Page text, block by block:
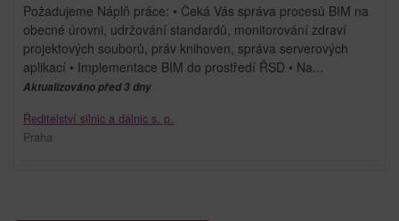
Požadujeme Náplň práce: • Čeká Vás správa procesů BIM na
obecné úrovni, udržování standardů, monitorování zdraví
projektových souborů, práv knihoven, správa serverových
aplikací • Implementace BIM do prostředí ŘSD • Na...
Aktualizováno před 3 dny
Ředitelství silnic a dálnic s. p.
Praha